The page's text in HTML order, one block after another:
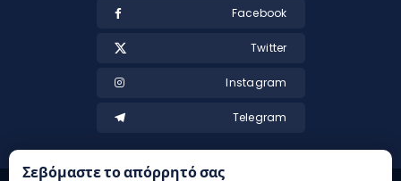
Facebook
Twitter
Instagram
Telegram
Σεβόμαστε το απόρρητό σας